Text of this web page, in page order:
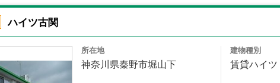
ハイツ古関
所在地
神奈川県秦野市堀山下
建物種別
賃貸ハイツ